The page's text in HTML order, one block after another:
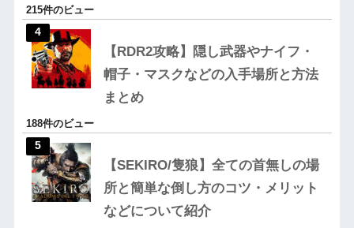
215件のビュー
【RDR2攻略】隠し武器やナイフ・
帽子・マスクなどの入手場所と方法
まとめ
188件のビュー
【SEKIRO/隻狼】全ての首無しの場
所と簡単な倒し方のコツ・メリット
などについて紹介